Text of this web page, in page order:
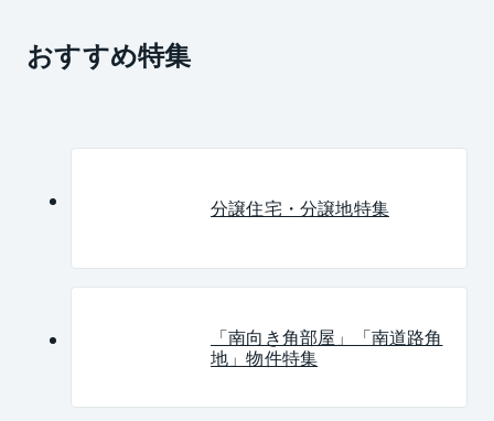
おすすめ特集
分譲住宅・分譲地特集
「南向き角部屋」「南道路角
地」物件特集